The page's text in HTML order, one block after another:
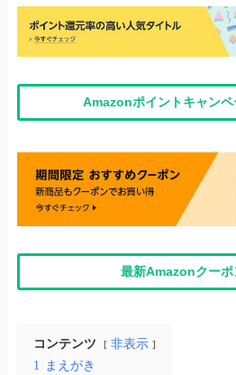
Amazonポイントキャンペ
最新Amazonクーポ
コンテンツ
非表示
1
まえがき